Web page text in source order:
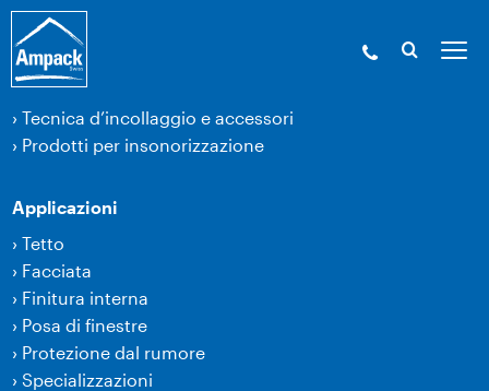
Prodotti
›Membrane
›Tecnica d’incollaggio e accessori
› Prodotti per insonorizzazione
Applicazioni
›Tetto
› Facciata
› Finitura interna
› Posa di finestre
› Protezione dal rumore
›Specializzazioni